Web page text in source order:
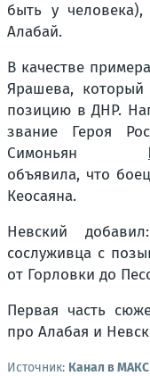
быть у
Алабай.
В качестве
Ярашева,
позицию в ДНР.
звание Героя
Симоньян
объявила, что
Кеосаяна.
Невский
сослуживца c
от Горловки до
Первая часть
про Алабая и
Источник: Канал в